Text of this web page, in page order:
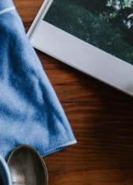
Waktu:
Biaya
Biaya